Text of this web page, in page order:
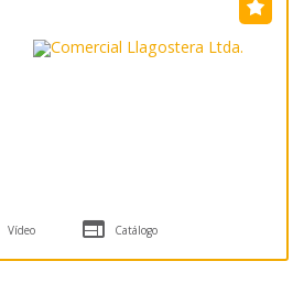
Vídeo  Catálogo